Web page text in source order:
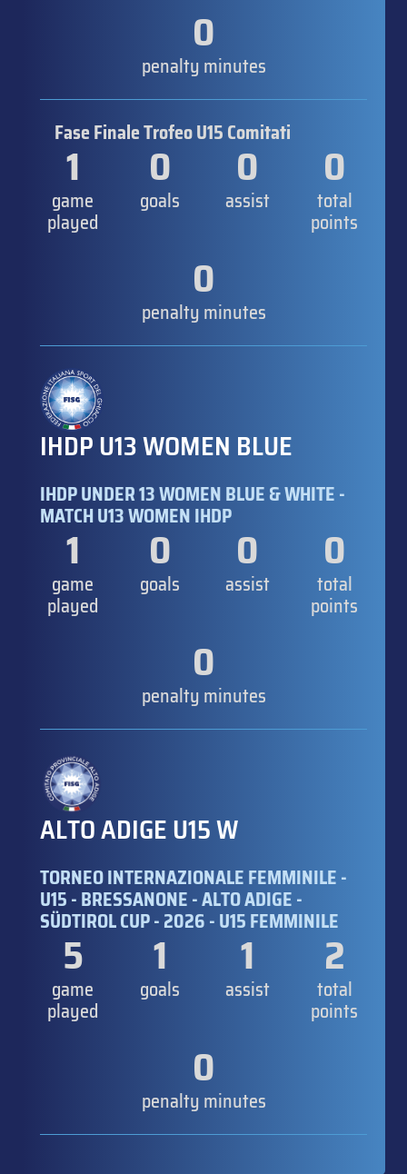
0
penalty minutes
Fase Finale Trofeo U15 Comitati
1
game
played
0
goals
0
assist
0
total
points
0
penalty minutes
IHDP U13 WOMEN BLUE
IHDP UNDER 13 WOMEN BLUE & WHITE -
MATCH U13 WOMEN IHDP
1
game
played
0
goals
0
assist
0
total
points
0
penalty minutes
ALTO ADIGE U15 W
TORNEO INTERNAZIONALE FEMMINILE -
U15 - BRESSANONE - ALTO ADIGE -
SÜDTIROL CUP - 2026 - U15 FEMMINILE
5
game
played
1
goals
1
assist
2
total
points
0
penalty minutes